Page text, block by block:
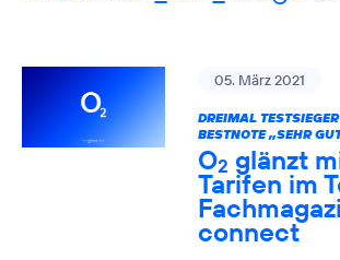
05. März 2021
DREIMAL
BESTNOTE „SEHR
O2 glänzt
Tarifen im
connect